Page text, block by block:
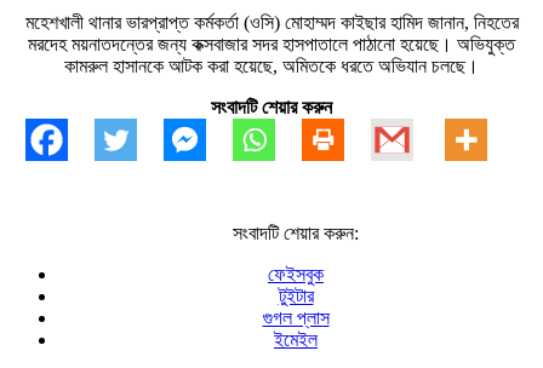
মহেশখালী থানার ভারপ্রাপ্ত কর্মকর্তা (ওসি) মোহাম্মদ কাইছার হামিদ জানান, নিহতের
মরদেহ ময়নাতদন্তের জন্য কক্সবাজার সদর হাসপাতালে পাঠানো হয়েছে। অভিযুক্ত
কামরুল হাসানকে আটক করা হয়েছে, অমিতকে ধরতে অভিযান চলছে।
সংবাদটি শেয়ার করুন
সংবাদটি শেয়ার করুন:
ফেইসবুক
টুইটার
গুগল প্লাস
ইমেইল